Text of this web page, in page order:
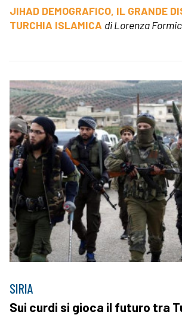
JIHAD DEMOGRAFICO, IL GRANDE
TURCHIA ISLAMICA di Lorenza
SIRIA
Sui curdi si gioca il futuro tra